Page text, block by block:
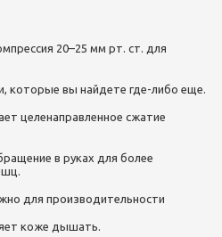
20–25 мм рт. ст. для
которые вы найдете где-либо еще.
целенаправленное сжатие
в руках для более
для производительности
коже дышать.